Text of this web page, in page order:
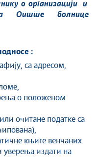
о организацији
и
Опште
болнице
:
са адресом,
о положеном
очитане податке са
књиге венчаних
уверења издати на